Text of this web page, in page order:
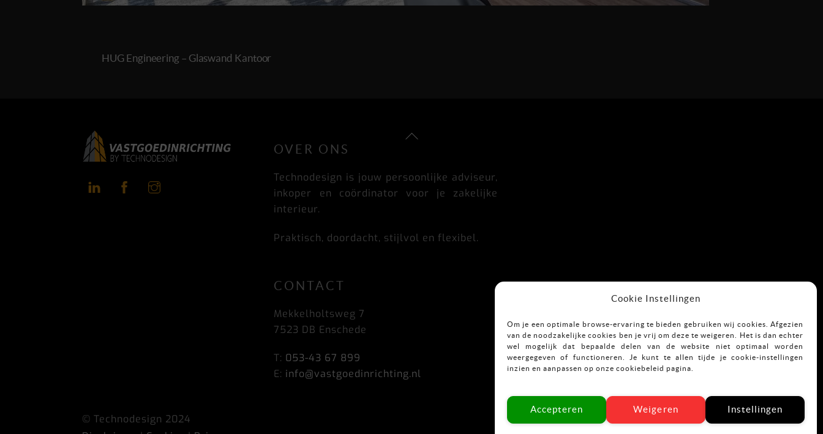
Cookie Instellingen
Om je een optimale browse-ervaring te bieden gebruiken wij cookies. Afgezien
van de noodzakelijke cookies ben je vrij om deze te weigeren. Het is dan echter
wel mogelijk dat bepaalde delen van de website niet optimaal worden
weergegeven of functioneren. Je kunt te allen tijde je cookie-instellingen
inzien en aanpassen op onze cookiebeleid pagina.
Accepteren Weigeren Instellingen
HUG Engineering – Glaswand Kantoor
Back
LinkedInFacebook
OVER ONS
Technodesign is jouw persoonlijke adviseur,
inkoper en coördinator voor je zakelijke
interieur.
Praktisch, doordacht, stijlvol en flexibel.
CONTACT
Mekkelholtsweg 7
7523 DB Enschede
T: 053-43 67 899
E: info@vastgoedinrichting.nl
© Technodesign 2024